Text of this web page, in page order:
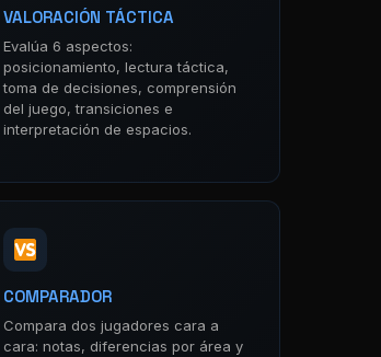
VALORACIÓN TÁCTICA
Evalúa 6 aspectos:
posicionamiento, lectura táctica,
toma de decisiones, comprensión
del juego, transiciones e
interpretación de espacios.
COMPARADOR
Compara dos jugadores cara a
cara: notas, diferencias por área y